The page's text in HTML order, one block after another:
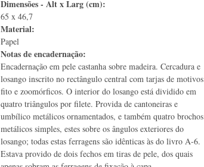
Dimensões - Alt x Larg (cm):
65 x 46,7
Material:
Papel
Notas de encadernação:
Encadernação em pele castanha sobre madeira. Cercadura e
losango inscrito no rectângulo central com tarjas de motivos
fito e zoomórficos. O interior do losango está dividido em
quatro triângulos por filete. Provida de cantoneiras e
umbílico metálicos ornamentados, e também quatro brochos
metálicos simples, estes sobre os ângulos exteriores do
losango; todas estas ferragens são idênticas às do livro A-6.
Estava provido de dois fechos em tiras de pele, dos quais